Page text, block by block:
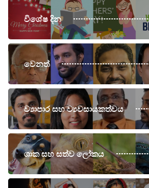
විශේෂ දින
වෙනත්
ව්‍යාපාර සහ ව්‍යවසායකත්වය
ශාක සහ සත්ව ලෝකය